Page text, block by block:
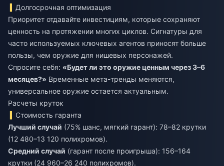
Долгосрочная оптимизация
Приоритет отдавайте инвестициям, которые сохраняют
ценность на протяжении многих циклов. Сигнатуры для
часто используемых ключевых агентов приносят больше
пользы, чем оружие для нишевых персонажей.
Спросите себя: «Будет ли это оружие ценным через 3–6
месяцев?» Временные мета-тренды меняются,
универсальное оружие остается актуальным.
Расчеты круток
Стоимость гаранта
Лучший случай (75% шанс, мягкий гарант): 78–82 крутки
(12 480–13 120 полихромов).
Средний случай (гарант после проигрыша): 156–164
крутки (24 960–26 240 полихромов).